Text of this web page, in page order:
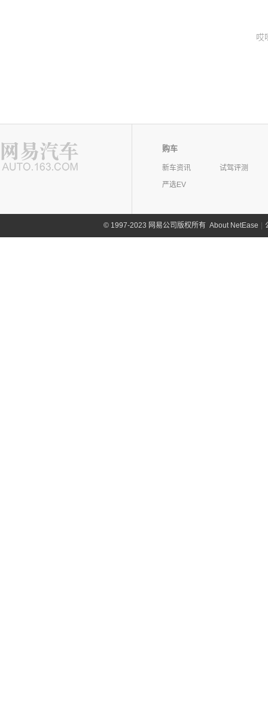
哎
购车
新车资讯
试驾评测
严选EV
©1997-2023 网易公司版权所有 About NetEase